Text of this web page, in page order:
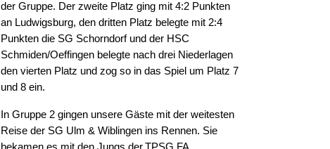
der Gruppe. Der zweite Platz ging mit 4:2 Punkten
an Ludwigsburg, den dritten Platz belegte mit 2:4
Punkten die SG Schorndorf und der HSC
Schmiden/Oeffingen belegte nach drei Niederlagen
den vierten Platz und zog so in das Spiel um Platz 7
und 8 ein.
In Gruppe 2 gingen unsere Gäste mit der weitesten
Reise der SG Ulm & Wiblingen ins Rennen. Sie